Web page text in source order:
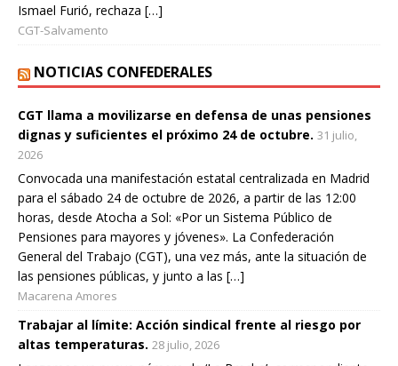
Ismael Furió, rechaza […]
CGT-Salvamento
NOTICIAS CONFEDERALES
CGT llama a movilizarse en defensa de unas pensiones
dignas y suficientes el próximo 24 de octubre. 31 julio,
2026
Convocada una manifestación estatal centralizada en Madrid
para el sábado 24 de octubre de 2026, a partir de las 12:00
horas, desde Atocha a Sol: «Por un Sistema Público de
Pensiones para mayores y jóvenes». La Confederación
General del Trabajo (CGT), una vez más, ante la situación de
las pensiones públicas, y junto a las […]
Macarena Amores
Trabajar al límite: Acción sindical frente al riesgo por
altas temperaturas. 28 julio, 2026